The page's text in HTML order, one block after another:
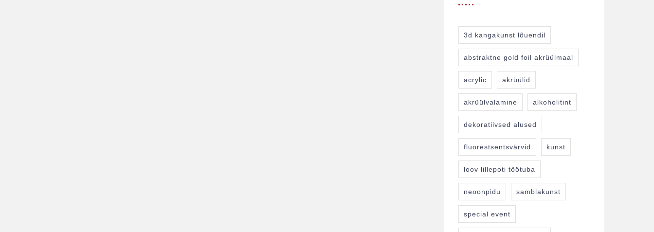
3d kangakunst lõuendil
abstraktne gold foil akrüülmaal
acrylic akrüülid
akrüülvalamine alkoholitint
dekoratiivsed alused
fluorestsentsvärvid kunst
loov lillepoti töötuba
neoonpidu samblakunst
special event